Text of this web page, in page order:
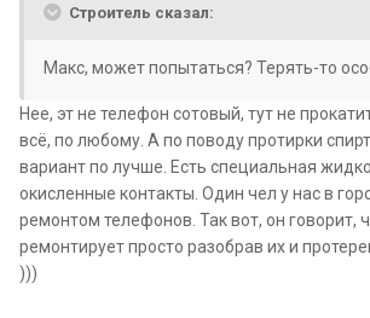
Строитель сказал:
Макс, может попытаться? Терять-то
Нее, эт не телефон сотовый, тут не
всё, по любому. А по поводу протирки
вариант по лучше. Есть специальная
окисленные контакты. Один чел у нас в
ремонтом телефонов. Так вот, он говорит,
ремонтирует просто разобрав их и
)))